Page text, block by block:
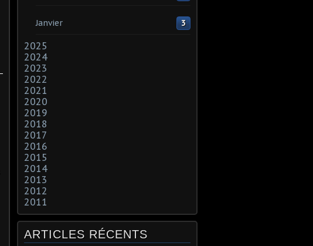
Janvier 3
2025
2024
2023
2022
2021
2020
2019
2018
2017
2016
2015
2014
2013
2012
2011
ARTICLES RÉCENTS